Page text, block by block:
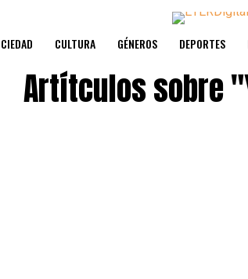
CULTURA GÉNEROS DEPORTES
Artítculos sobre